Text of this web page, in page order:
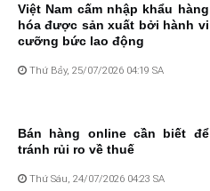
Việt Nam cấm nhập khẩu hàng
hóa được sản xuất bởi hành vi
cưỡng bức lao động
Thứ Bảy, 25/07/2026 04:19 SA
Bán hàng online cần biết để
tránh rủi ro về thuế
Thứ Sáu, 24/07/2026 04:23 SA